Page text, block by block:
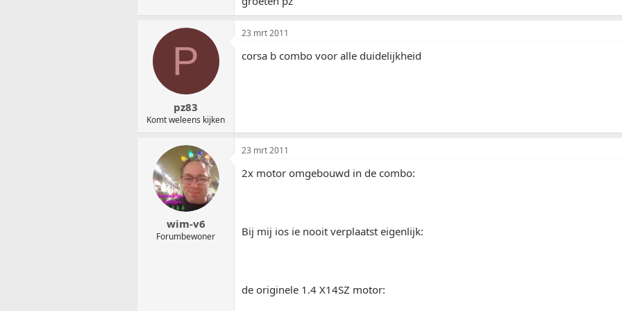
P
pz83
Komt weleens kijken
23 mrt 2011
corsa b combo voor alle duidelijkheid
wim-v6
Forumbewoner
23 mrt 2011
2x motor omgebouwd in de combo:
Bij mij ios ie nooit verplaatst eigenlijk:
de originele 1.4 X14SZ motor: